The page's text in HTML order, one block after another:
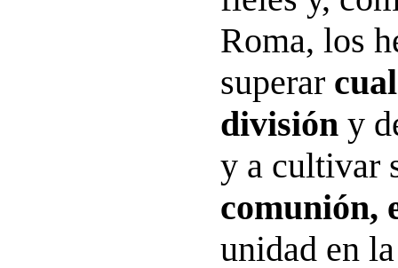
Roma, los
superar
división y
y a cultivar
comunión,
unidad en